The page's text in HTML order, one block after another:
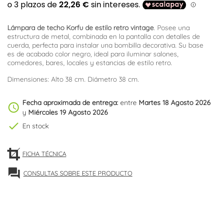
Lámpara de techo Korfu de estilo retro vintage. Posee una
estructura de metal, combinada en la pantalla con detalles de
cuerda, perfecta para instalar una bombilla decorativa. Su base
es de acabado color negro, ideal para iluminar salones,
comedores, bares, locales y estancias de estilo retro.
Dimensiones: Alto 38 cm. Diámetro 38 cm.
schedule Fecha aproximada de entrega: entre Martes 18 Agosto 2026
y Miércoles 19 Agosto 2026
check En stock
FICHA TÉCNICA
forum CONSULTAS SOBRE ESTE PRODUCTO